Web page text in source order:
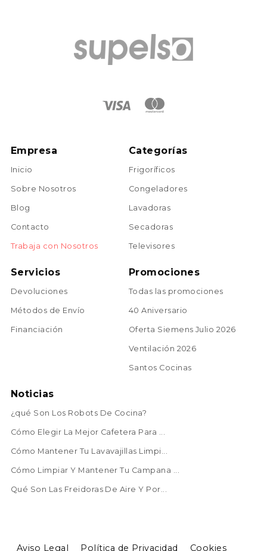
Empresa
Inicio
Sobre Nosotros
Blog
Contacto
Trabaja con Nosotros
Categorías
Frigoríficos
Congeladores
Lavadoras
Secadoras
Televisores
Servicios
Devoluciones
Métodos de Envío
Financiación
Promociones
Todas las promociones
40 Aniversario
Oferta Siemens Julio 2026
Ventilación 2026
Santos Cocinas
Noticias
¿qué Son Los Robots De Cocina?
Cómo Elegir La Mejor Cafetera Para ...
Cómo Mantener Tu Lavavajillas Limpi...
Cómo Limpiar Y Mantener Tu Campana ...
Qué Son Las Freidoras De Aire Y Por...
Aviso Legal Política de Privacidad Cookies